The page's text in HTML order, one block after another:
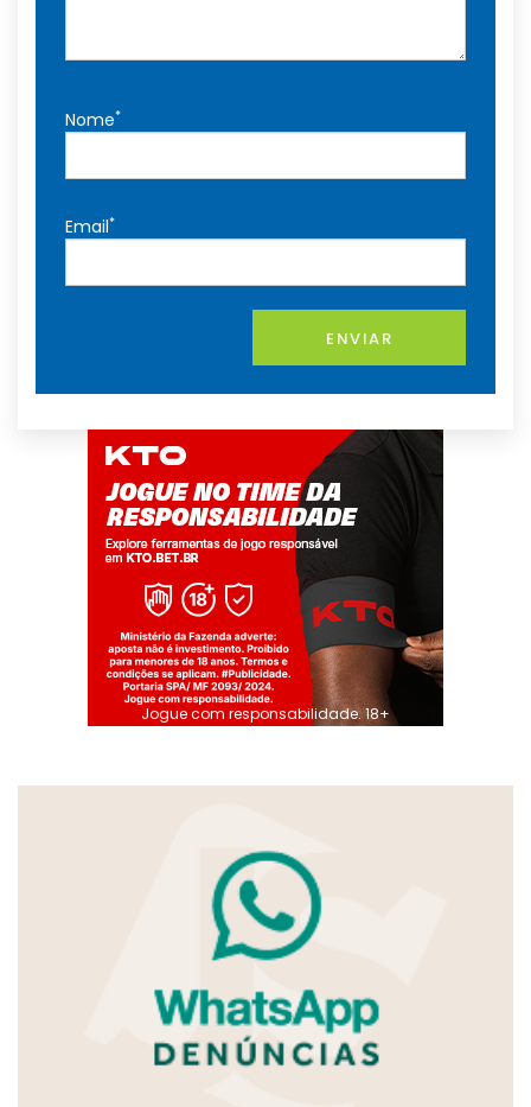
Nome*
Email*
ENVIAR
Jogue com responsabilidade. 18+